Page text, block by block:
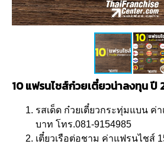
10 แฟรนไชส์ก๋วยเตี๋ยวน่าลงทุน ปี
รสเด็ด ก๋วยเตี๋ยวกระทุ่มแบน ค่
บาท โทร.081-9154985
เตี๋ยวเรือต่อชาม ค่าแฟรนไชส์